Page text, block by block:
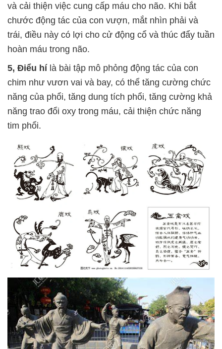
và cải thiện việc cung cấp máu cho não. Khi bắt
chước động tác của con vượn, mắt nhìn phải và
trái, điều này có lợi cho cử động cổ và thúc đẩy tuần
hoàn máu trong não.
5, Điểu hílà bài tập mô phỏng động tác của con
chim như vươn vai và bay, có thể tăng cường chức
năng của phổi, tăng dung tích phổi, tăng cường khả
năng trao đổi oxy trong máu, cải thiện chức năng
tim phổi.